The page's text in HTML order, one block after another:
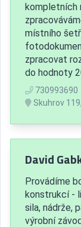
kompletních
místního
zpracovat
do hodnoty
730993690
Skuhrov
David
Provádíme
konstrukcí -
sila, nádrže,
výrobní